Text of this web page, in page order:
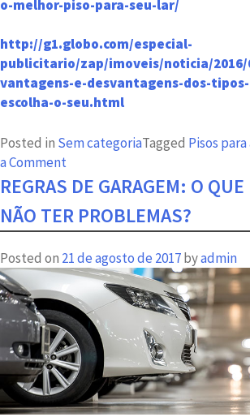
o-melhor-piso-para-seu-lar/
http://g1.globo.com/especial-
publicitario/zap/imoveis/noticia/2016/
vantagens-e-desvantagens-dos-
escolha-o-seu.html
Posted in Sem categoriaTagged Pisos
a Comment
Pisos
apartamento:
escolher
o
ideal
REGRAS DE GARAGEM: O QUE
NÃO TER PROBLEMAS?
Posted on 21 de agosto de 2017byadmin